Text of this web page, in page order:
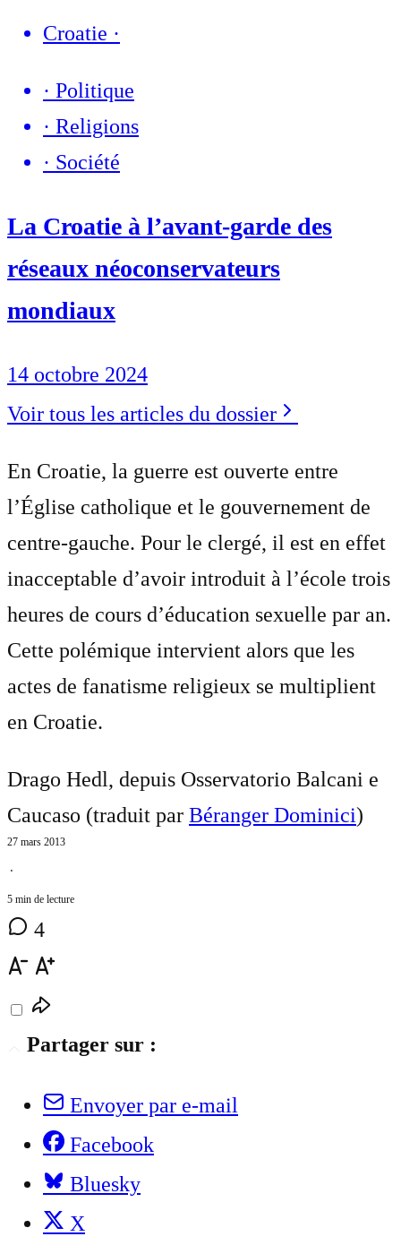
Croatie ·
· Politique
· Religions
· Société
La Croatie à l’avant-garde des
réseaux néoconservateurs
mondiaux
14 octobre 2024
Voir tous les articles du dossier
En Croatie, la guerre est ouverte entre
l’Église catholique et le gouvernement de
centre-gauche. Pour le clergé, il est en effet
inacceptable d’avoir introduit à l’école trois
heures de cours d’éducation sexuelle par an.
Cette polémique intervient alors que les
actes de fanatisme religieux se multiplient
en Croatie.
Drago Hedl, depuis Osservatorio Balcani e
Caucaso (traduit par Béranger Dominici)
27 mars 2013
⋅
5 min de lecture
4
Partager sur :
Envoyer par e-mail
Facebook
Bluesky
X